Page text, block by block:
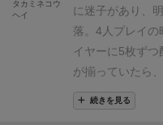
で……！」と祈る
はない独特の緊
く、リピート性
会などの持ち寄
短時間で決着が
に迷子があり、
落。 4人プレイの
イヤーに5枚ずつ
が揃っていたら
えたらスタート
枚取り、手札か
続きを見る
タカミネコウ
ヘイ